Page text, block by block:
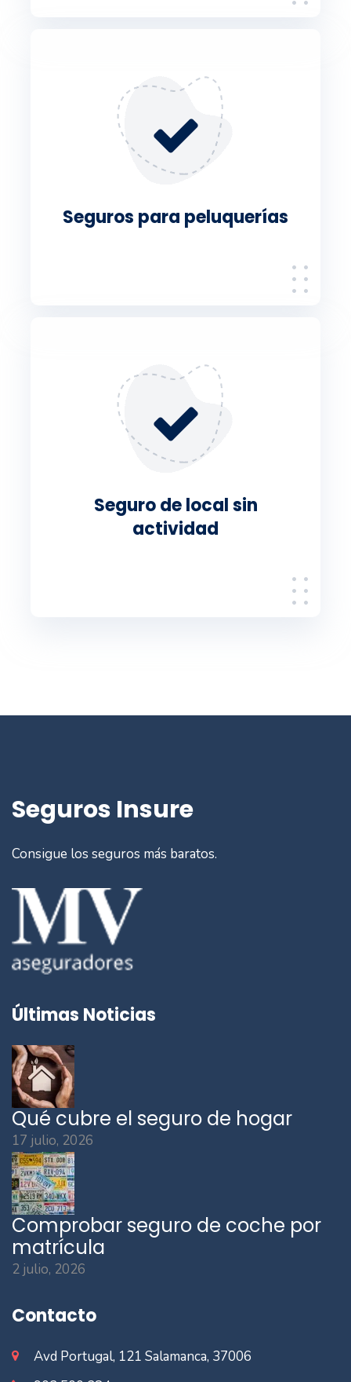
Seguros para peluquerías
Seguro de local sin
actividad
Seguros Insure
Consigue los seguros más baratos.
Últimas Noticias
Qué cubre el seguro de hogar
17 julio, 2026
Comprobar seguro de coche por
matrícula
2 julio, 2026
Contacto
Avd Portugal, 121 Salamanca, 37006